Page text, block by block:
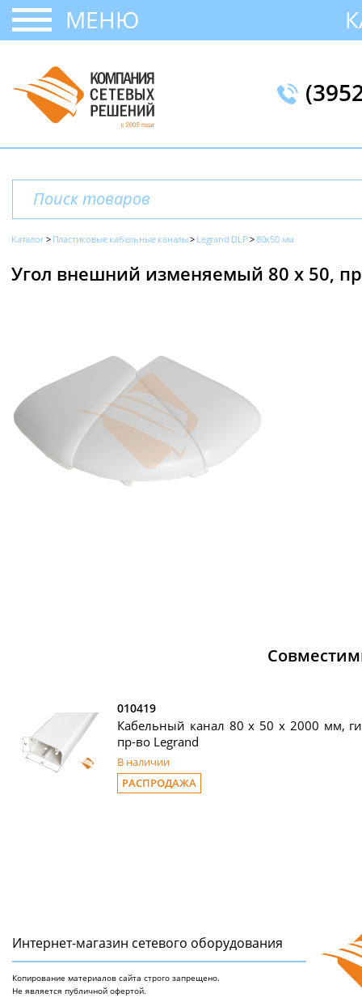
МЕНЮ
Каталог Пластиковые кабельные каналы Legrand DLP 80x50 мм
Угол внешний изменяемый 80 х 50,
010419
Кабельный канал 80 х 50 x 2000 мм,
пр-во Legrand
В наличии
РАСПРОДАЖА
Интернет-магазин сетeвого оборудования
Копирование материалов сайта строго запрещено.
Не является публичной офертой.